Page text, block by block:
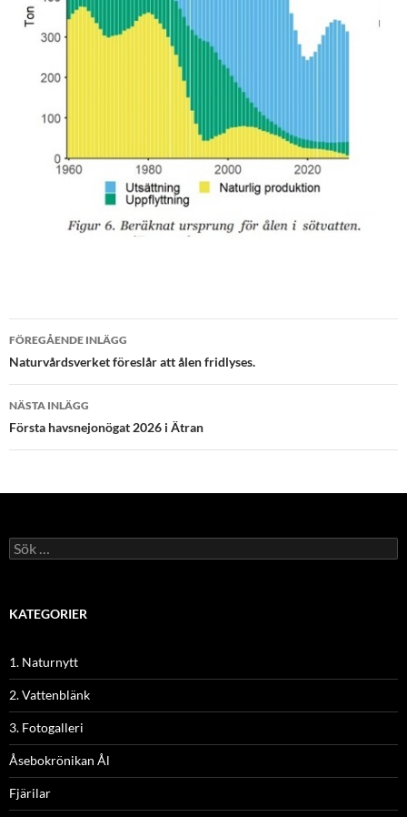
Inläggsnavigering
FÖREGÅENDE INLÄGG
Naturvårdsverket föreslår att ålen fridlyses.
NÄSTA INLÄGG
Första havsnejonögat 2026 i Ätran
Sök
efter:
KATEGORIER
1. Naturnytt
2. Vattenblänk
3. Fotogalleri
Åsebokrönikan Ål
Fjärilar